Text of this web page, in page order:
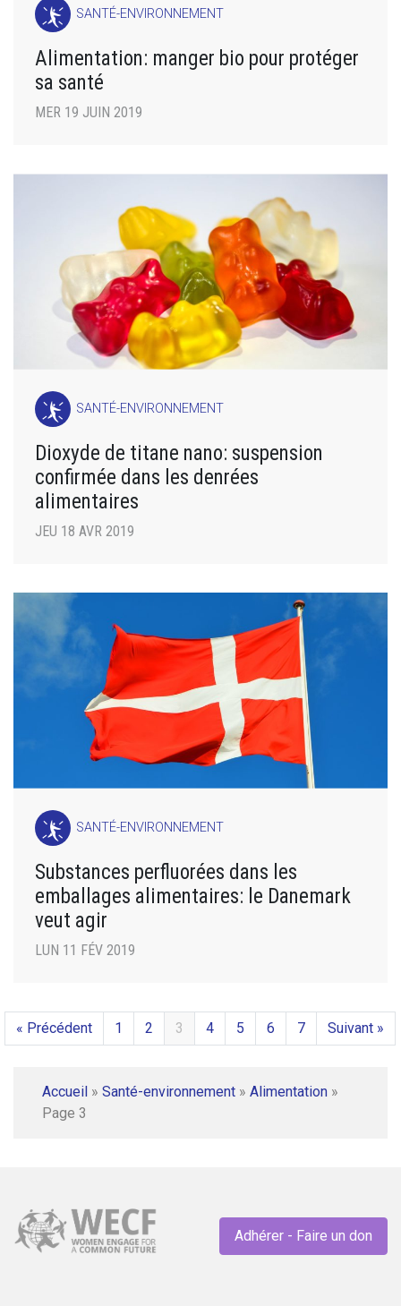
SANTÉ-ENVIRONNEMENT
Alimentation: manger bio pour protéger
sa santé
MER 19 JUIN 2019
SANTÉ-ENVIRONNEMENT
Dioxyde de titane nano: suspension
confirmée dans les denrées
alimentaires
JEU 18 AVR 2019
SANTÉ-ENVIRONNEMENT
Substances perfluorées dans les
emballages alimentaires: le Danemark
veut agir
LUN 11 FÉV 2019
« Précédent 1 2 3 4 5 6 7 Suivant »
Accueil » Santé-environnement » Alimentation »
Page 3
Adhérer - Faire un don